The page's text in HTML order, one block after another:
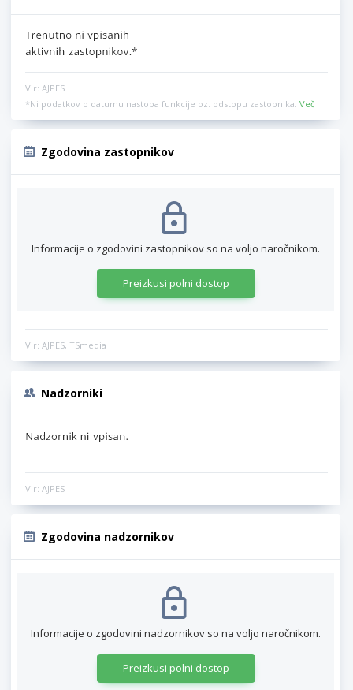
Vir: AJPES
*Ni podatkov o datumu nastopa funkcije oz. odstopu zastopnika. Več
Zgodovina zastopnikov
Informacije o zgodovini zastopnikov so na voljo naročnikom.
Preizkusi polni dostop
Vir: AJPES, TSmedia
Nadzorniki
Vir: AJPES
Zgodovina nadzornikov
Informacije o zgodovini nadzornikov so na voljo naročnikom.
Preizkusi polni dostop